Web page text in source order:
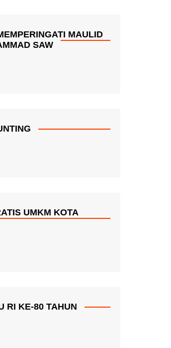
MAULID
SAW
UMKM KOTA
RI KE-80 TAHUN